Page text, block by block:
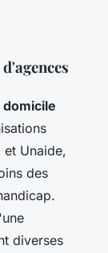
domicile
et Unaide,
des
diverses